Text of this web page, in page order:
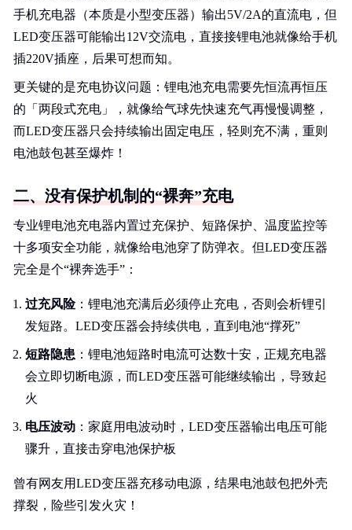
手机充电器（本质是小型变压器）输出5V/2A的直流电，但
LED变压器可能输出12V交流电，直接接锂电池就像给手机
插220V插座，后果可想而知。
更关键的是充电协议问题：锂电池充电需要先恒流再恒压
的「两段式充电」，就像给气球先快速充气再慢慢调整，
而LED变压器只会持续输出固定电压，轻则充不满，重则
电池鼓包甚至爆炸！
二、没有保护机制的“裸奔”充电
专业锂电池充电器内置过充保护、短路保护、温度监控等
十多项安全功能，就像给电池穿了防弹衣。但LED变压器
完全是个“裸奔选手”：
过充风险：锂电池充满后必须停止充电，否则会析锂引
发短路。LED变压器会持续供电，直到电池“撑死”
短路隐患 ：锂电池短路时电流可达数十安，正规充电器
会立即切断电源，而LED变压器可能继续输出，导致起
火
电压波动 ：家庭用电波动时，LED变压器输出电压可能
骤升，直接击穿电池保护板
曾有网友用LED变压器充移动电源，结果电池鼓包把外壳
撑裂，险些引发火灾！